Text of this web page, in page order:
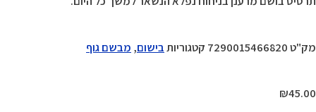
מק"ט7290015466820 קטגוריותבישום, מבשם גוף
₪45.00